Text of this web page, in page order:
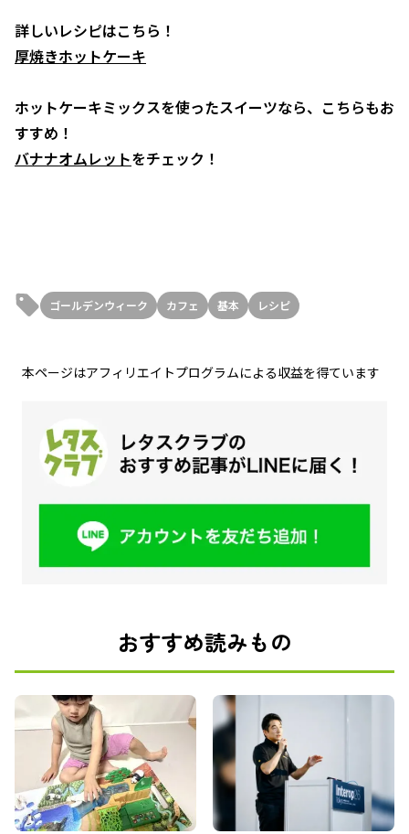
詳しいレシピはこちら！
厚焼きホットケーキ
ホットケーキミックスを使ったスイーツなら、こちらもお
すすめ！
バナナオムレットをチェック！
ゴールデンウィーク カフェ 基本 レシピ
本ページはアフィリエイトプログラムによる収益を得ています
おすすめ読みもの